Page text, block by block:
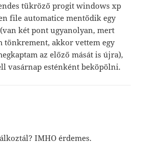
tükröző progit windows xp
file automatice mentődik egy
két pont ugyanolyan, mert
tönkrement, akkor vettem egy
az előző mását is újra),
vasárnap esténként beköpölni.
IMHO érdemes.